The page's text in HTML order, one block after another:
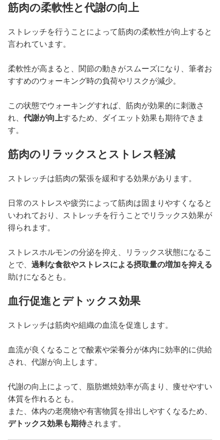
筋肉の柔軟性と代謝の向上
ストレッチを行うことによって筋肉の柔軟性が向上すると
言われています。
柔軟性が高まると、関節の動きがスムーズになり、筆者お
すすめのウォーキング時の負荷やリスクが減少。
この状態でウォーキングすれば、筋肉が効果的に刺激さ
れ、 代謝が向上するため、ダイエット効果も期待できま
す。
筋肉のリラックスとストレス軽減
ストレッチは筋肉の緊張を緩和する効果があります。
日常のストレスや疲労によって筋肉は固まりやすくなると
いわれており、ストレッチを行うことでリラックス効果が
得られます。
ストレスホルモンの分泌を抑え、リラックス状態になるこ
とで、 過剰な食欲やストレスによる摂取量の増加を抑える
助けになるとも。
血行促進とデトックス効果
ストレッチは筋肉や組織の血流を促進します。
血流が良くなることで酸素や栄養分が体内に効率的に供給
され、代謝が向上します。
代謝の向上によって、脂肪燃焼効率が高まり、痩せやすい
体質を作れるとも。
また、体内の老廃物や有害物質を排出しやすくなるため、
デトックス効果も期待されます。